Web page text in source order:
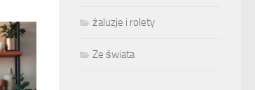
żaluzje i rolety
Ze świata